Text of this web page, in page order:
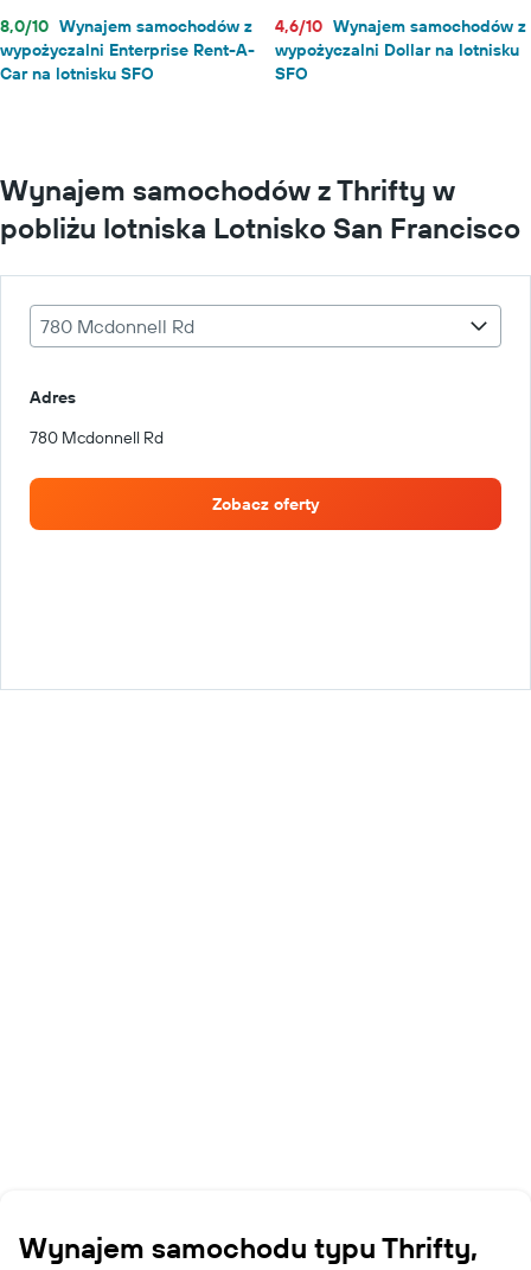
8,0/10 Wynajem samochodów z
wypożyczalni Enterprise Rent-A-
Car na lotnisku SFO
4,6/10 Wynajem samochodów z
wypożyczalni Dollar na lotnisku
SFO
Wynajem samochodów z Thrifty w
pobliżu lotniska Lotnisko San Francisco
780 Mcdonnell Rd
Adres
780 Mcdonnell Rd
Zobacz oferty
Wynajem samochodu typu Thrifty,